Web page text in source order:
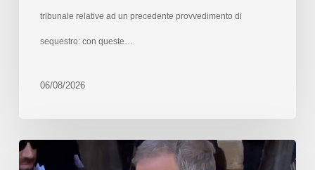
tribunale relative ad un precedente provvedimento di
sequestro: con queste…
06/08/2026